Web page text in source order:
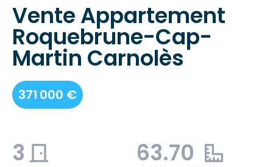
Vente Appartement
Roquebrune-Cap-
Martin Carnolès
371 000 €
3 63.70